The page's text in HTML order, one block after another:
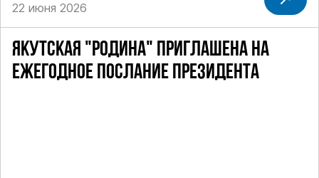
22 июня 2026
ЯКУТСКАЯ "РОДИНА" ПРИГЛАШЕНА НА
ЕЖЕГОДНОЕ ПОСЛАНИЕ ПРЕЗИДЕНТА